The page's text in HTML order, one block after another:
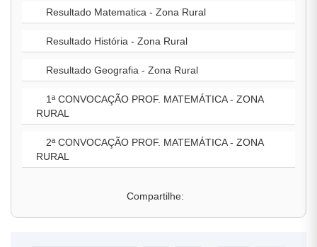
Resultado Matematica - Zona Rural
Resultado História - Zona Rural
Resultado Geografia - Zona Rural
1ª CONVOCAÇÃO PROF. MATEMÁTICA - ZONA
RURAL
2ª CONVOCAÇÃO PROF. MATEMÁTICA - ZONA
RURAL
Compartilhe: